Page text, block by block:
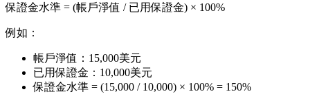
保證金水準 = (帳戶淨值 / 已用保證金) × 100%
例如：
帳戶淨值：15,000美元
已用保證金：10,000美元
保證金水準 = (15,000 / 10,000) × 100% = 150%